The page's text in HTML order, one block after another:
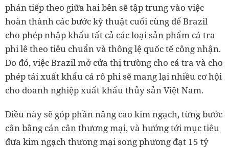
phán tiếp theo giữa hai bên sẽ tập trung vào việc
hoàn thành các bước kỹ thuật cuối cùng để Brazil
cho phép nhập khẩu tất cả các loại sản phẩm cá tra
phi lê theo tiêu chuẩn và thông lệ quốc tế công nhận.
Do đó, việc Brazil mở cửa thị trường cho cá tra và cho
phép tái xuất khẩu cá rô phi sẽ mang lại nhiều cơ hội
cho doanh nghiệp xuất khẩu thủy sản Việt Nam.
Điều này sẽ góp phần nâng cao kim ngạch, từng bước
cân bằng cán cân thương mại, và hướng tới mục tiêu
đưa kim ngạch thương mại song phương đạt 15 tỷ